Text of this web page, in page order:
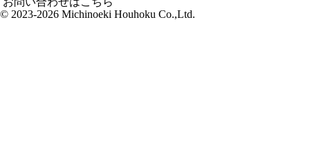
© 2023-2026 Michinoeki Houhoku Co.,Ltd.